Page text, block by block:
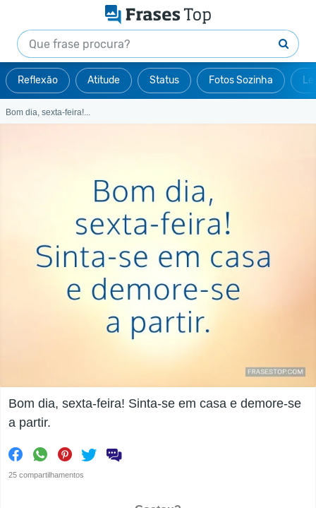
Reflexão Atitude Status Fotos Sozinha
Bom dia, sexta-feira!...
Bom dia, sexta-feira! Sinta-se em casa e demore-se
a partir.
25 compartilhamentos